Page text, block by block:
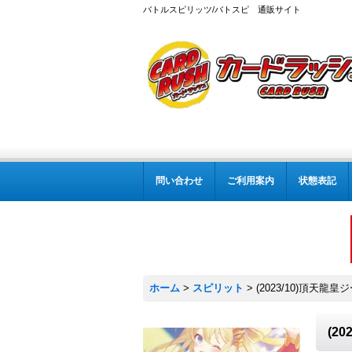
バトルスピリッツ/バトスピ 通販サイト
問い合わせ ご利用案内 状態表記
ホーム > スピリット > (2023/10)頂天龍皇